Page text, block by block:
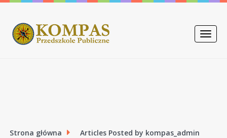
Toggle
Strona główna
Articles Posted by kompas_admin